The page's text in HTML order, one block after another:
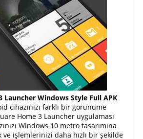
Launcher Windows Style Full APK
cihazınızı farklı bir görünüme
Home 3 Launcher uygulaması
Windows 10 metro tasarımına
işlemlerinizi daha hızlı bir şekilde